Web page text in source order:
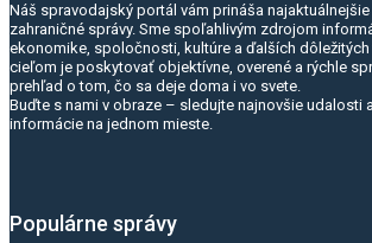
Náš spravodajský portál vám prináša
zahraničné správy. Sme spoľahlivým zdrojom
ekonomike, spoločnosti, kultúre a ďalších dôležitých
cieľom je poskytovať objektívne, overené a rýchle
prehľad o tom, čo sa deje doma i vo svete.
Buďte s nami v obraze – sledujte najnovšie udalosti
informácie na jednom mieste.
Populárne správy